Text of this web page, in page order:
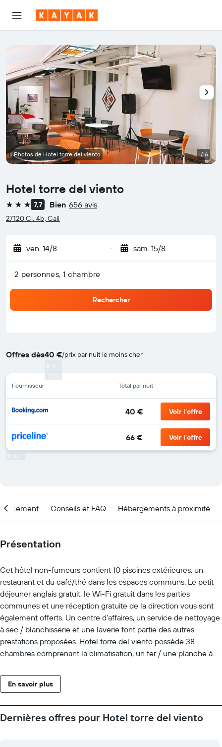
Hotel torre del viento
3 étoiles7,7 Bien 656 avis
27120 Cl. 4b, Cali
ven. 14/8 - sam. 15/8
2 personnes, 1 chambre
Rechercher
Offres dès40 €/prix par nuit le moins cher
Fournisseur Total par nuit
40 € Voir l’offre
66 € Voir l’offre
Photos de Hotel torre del viento 1/16
Conseils et FAQ Hébergements à proximité
Présentation
Cet hôtel non-fumeurs contient 10 piscines extérieures, un
restaurant et du café/thé dans les espaces communs. Le petit
déjeuner anglais gratuit, le Wi-Fi gratuit dans les parties
communes et une réception gratuite de la direction vous sont
également offerts. Un centre d'affaires, un service de nettoyage
à sec / blanchisserie et une laverie font partie des autres
prestations proposées. Hotel torre del viento possède 38
chambres comprenant la climatisation, un fer / une planche à
accès aux chaînes par câble. Les salles de bain possèdent une
douche. Un service de ménage est fourni tous les jours.
En savoir plus
Dernières offres pour Hotel torre del viento